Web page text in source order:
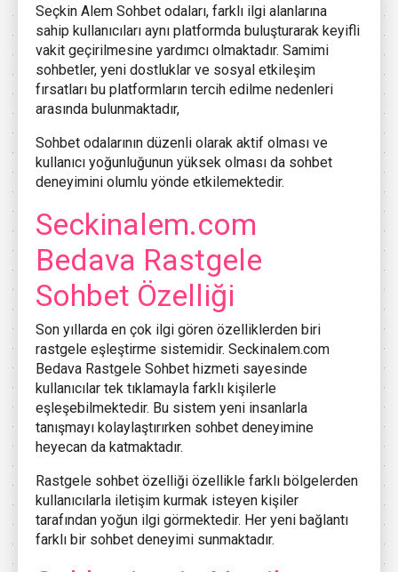
Seçkin Alem Sohbet odaları, farklı ilgi alanlarına
sahip kullanıcıları aynı platformda buluşturarak keyifli
vakit geçirilmesine yardımcı olmaktadır. Samimi
sohbetler, yeni dostluklar ve sosyal etkileşim
fırsatları bu platformların tercih edilme nedenleri
arasında bulunmaktadır,
Sohbet odalarının düzenli olarak aktif olması ve
kullanıcı yoğunluğunun yüksek olması da sohbet
deneyimini olumlu yönde etkilemektedir.
Seckinalem.com
Bedava Rastgele
Sohbet Özelliği
Son yıllarda en çok ilgi gören özelliklerden biri
rastgele eşleştirme sistemidir. Seckinalem.com
Bedava Rastgele Sohbet hizmeti sayesinde
kullanıcılar tek tıklamayla farklı kişilerle
eşleşebilmektedir. Bu sistem yeni insanlarla
tanışmayı kolaylaştırırken sohbet deneyimine
heyecan da katmaktadır.
Rastgele sohbet özelliği özellikle farklı bölgelerden
kullanıcılarla iletişim kurmak isteyen kişiler
tarafından yoğun ilgi görmektedir. Her yeni bağlantı
farklı bir sohbet deneyimi sunmaktadır.